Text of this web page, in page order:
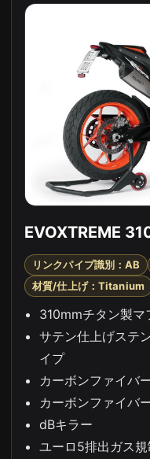
EVOXTREME
リンクパイプ識別：AB
材質/仕上げ：Titanium
310mmチタン製マ
サテン仕上げステ
イプ
カーボンファイバ
カーボンファイバ
dBキラー
ユーロ5排出ガス